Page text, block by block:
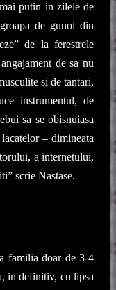
putin in zilele de
de gunoi din
de la ferestrele
de sa nu
si de tantari,
instrumentul, de
sa se obisnuiasa
– dimineata
a internetului,
scrie Nastase.
familia doar de 3-4
in definitiv, cu lipsa